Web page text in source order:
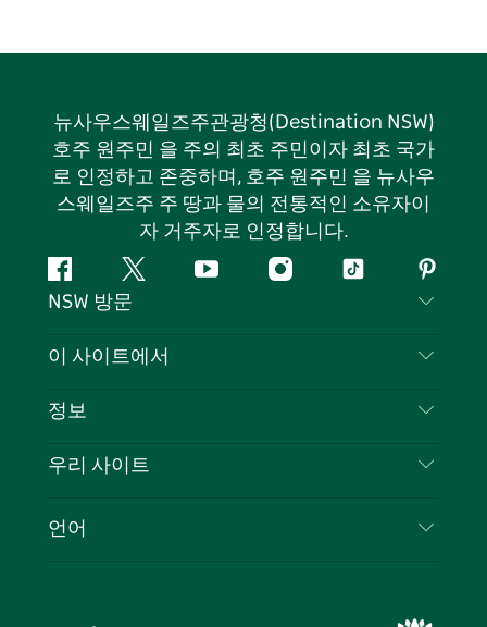
뉴사우스웨일즈주관광청(Destination NSW)
호주 원주민 을 주의 최초 주민이자 최초 국가
로 인정하고 존중하며, 호주 원주민 을 뉴사우
스웨일즈주 주 땅과 물의 전통적인 소유자이
자 거주자로 인정합니다.
페
이
북
지
다
유
인
틱
핀
터
스
NSW 방문
문의하기
쿠키 고지
이 사이트에서
목적지
이벤트
정보
여행 정보
뉴사우스웨일즈주 의 사업
우리 사이트
언어